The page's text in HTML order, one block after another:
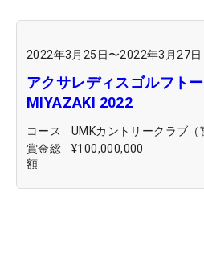
2022年3月25日〜2022年3月27日
アクサレディスゴルフト
MIYAZAKI 2022
コース
UMKカントリークラブ（
賞金総
額
¥100,000,000